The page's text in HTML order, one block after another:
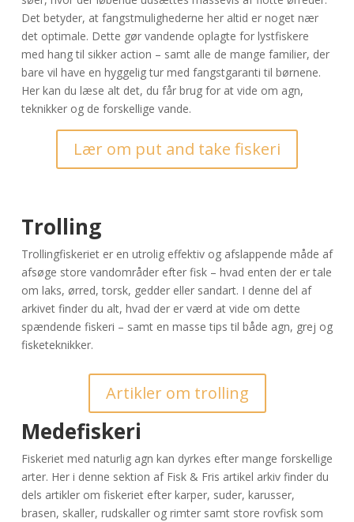
Det betyder, at fangstmulighederne her altid er noget nær
det optimale. Dette gør vandende oplagte for lystfiskere
med hang til sikker action – samt alle de mange familier, der
bare vil have en hyggelig tur med fangstgaranti til børnene.
Her kan du læse alt det, du får brug for at vide om agn,
teknikker og de forskellige vande.
Lær om put and take fiskeri
Trolling
Trollingfiskeriet er en utrolig effektiv og afslappende måde af
afsøge store vandområder efter fisk – hvad enten der er tale
om laks, ørred, torsk, gedder eller sandart. I denne del af
arkivet finder du alt, hvad der er værd at vide om dette
spændende fiskeri – samt en masse tips til både agn, grej og
fisketeknikker.
Artikler om trolling
Medefiskeri
Fiskeriet med naturlig agn kan dyrkes efter mange forskellige
arter. Her i denne sektion af Fisk & Fris artikel arkiv finder du
dels artikler om fiskeriet efter karper, suder, karusser,
brasen, skaller, rudskaller og rimter samt store rovfisk som